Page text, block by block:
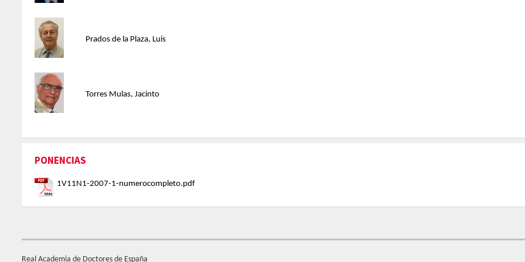
Prados de la Plaza, Luis
Torres Mulas, Jacinto
PONENCIAS
1V11N1-2007-1-numerocompleto.pdf
Real Academia de Doctores de España